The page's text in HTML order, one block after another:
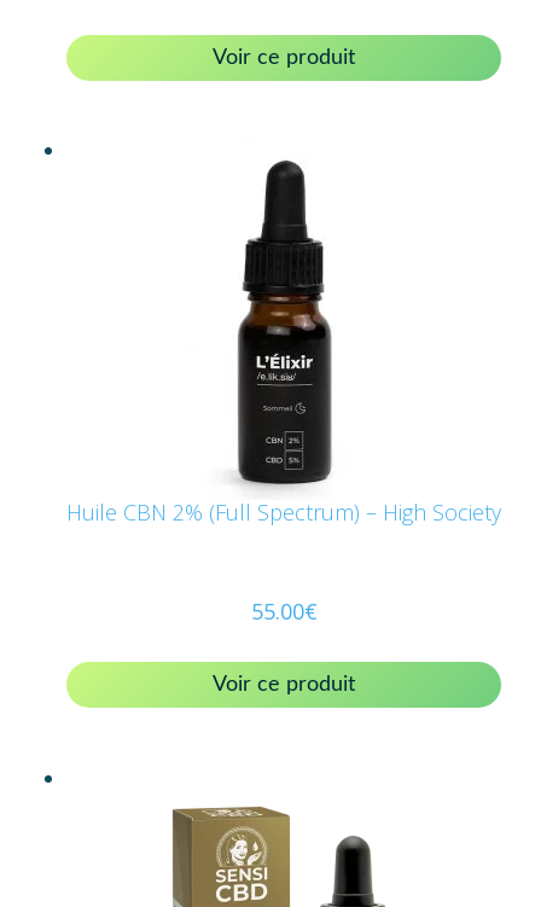
Voir ce produit
Huile CBN 2% (Full Spectrum) – High Society
55.00€
Voir ce produit